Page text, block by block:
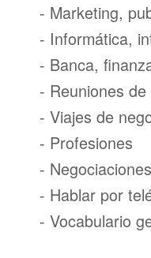
- Marketing,
- Informática,
- Banca,
- Reuniones
- Viajes de
- Profesiones
- Negociaciones
- Hablar por
- Vocabulario